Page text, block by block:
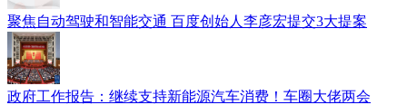
聚焦自动驾驶和智能交通 百度创始人李彦宏提交3大提案
政府工作报告：继续支持新能源汽车消费！车圈大佬两会